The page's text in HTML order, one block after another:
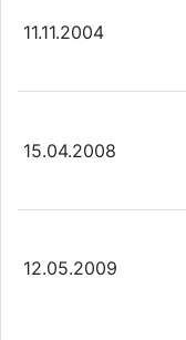
11.11.2004
15.04.2008
12.05.2009